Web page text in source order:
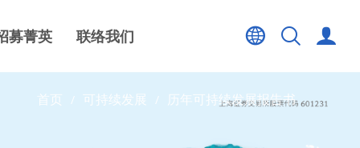
募菁英 联络我们
首页 可持续发展 历年可持续发展报告书